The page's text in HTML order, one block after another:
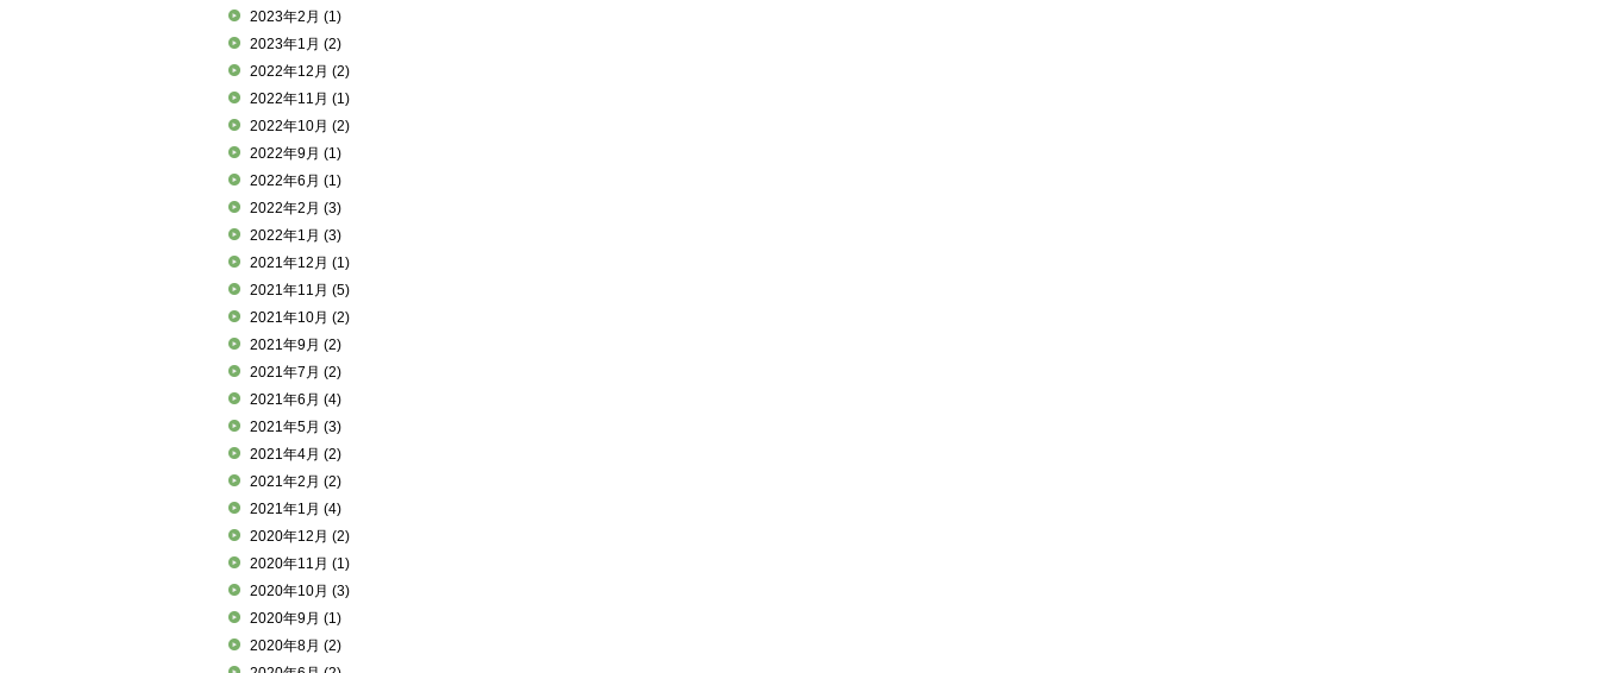
2023年2月 (1)
2023年1月 (2)
2022年12月 (2)
2022年11月 (1)
2022年10月 (2)
2022年9月 (1)
2022年6月 (1)
2022年2月 (3)
2022年1月 (3)
2021年12月 (1)
2021年11月 (5)
2021年10月 (2)
2021年9月 (2)
2021年7月 (2)
2021年6月 (4)
2021年5月 (3)
2021年4月 (2)
2021年2月 (2)
2021年1月 (4)
2020年12月 (2)
2020年11月 (1)
2020年10月 (3)
2020年9月 (1)
2020年8月 (2)